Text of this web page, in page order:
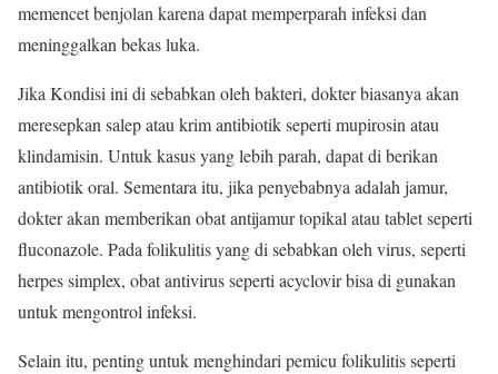
memencet benjolan karena dapat memperparah infeksi dan
meninggalkan bekas luka.
Jika Kondisi ini di sebabkan oleh bakteri, dokter biasanya akan
meresepkan salep atau krim antibiotik seperti mupirosin atau
klindamisin. Untuk kasus yang lebih parah, dapat di berikan
antibiotik oral. Sementara itu, jika penyebabnya adalah jamur,
dokter akan memberikan obat antijamur topikal atau tablet seperti
fluconazole. Pada folikulitis yang di sebabkan oleh virus, seperti
herpes simplex, obat antivirus seperti acyclovir bisa di gunakan
untuk mengontrol infeksi.
Selain itu, penting untuk menghindari pemicu folikulitis seperti